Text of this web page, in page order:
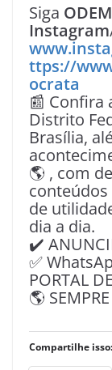
Siga
Instagram
ttps://
ocrata
📰 Confira
Distrito
Brasília,
🌎 , com
de
dia a dia.
✔️
✅
PORTAL
🌎
Compartilhe isso: